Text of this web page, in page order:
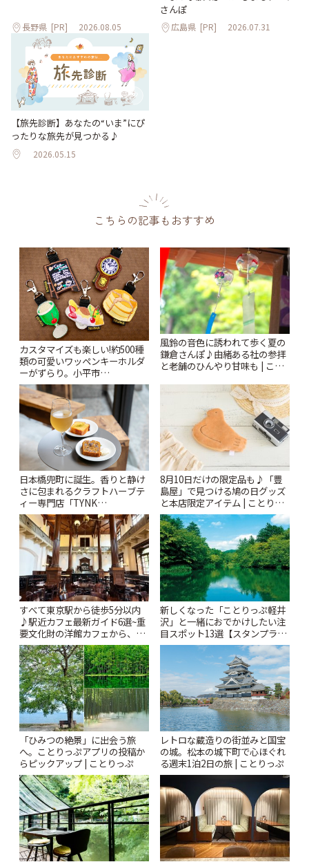
長野県 [PR] 2026.08.05
さんぽ
広島県 [PR] 2026.07.31
【旅先診断】あなたの“いま”にぴ
ったりな旅先が見つかる♪
2026.05.15
こちらの記事もおすすめ
カスタマイズも楽しい!約500種
類の可愛いワッペンキーホルダ
ーがずらり。小平市
「Kimamaya T&K」 | ことりっ
ぷ
風鈴の音色に誘われて歩く夏の
鎌倉さんぽ♪由緒ある社の参拝
と老舗のひんやり甘味も | こと
日本橋兜町に誕生。香りと静け
さに包まれるクラフトハーブテ
ィー専門店「TYNK
Kabutocho」 | ことりっぷ
8月10日だけの限定品も♪「豊
島屋」で見つける鳩の日グッズ
と本店限定アイテム | ことりっ
ぷ
すべて東京駅から徒歩5分以内
♪駅近カフェ最新ガイド6選~重
要文化財の洋館カフェから、改
札すぐのレトロ喫茶まで~ | こと
りっぷ
新しくなった「ことりっぷ軽井
沢」と一緒におでかけしたい注
目スポット13選【スタンプラリ
ー開催中】 | ことりっぷ
「ひみつの絶景」に出会う旅
へ。ことりっぷアプリの投稿か
らピックアップ | ことりっぷ
レトロな蔵造りの街並みと国宝
の城。松本の城下町で心ほぐれ
る週末1泊2日の旅 | ことりっぷ